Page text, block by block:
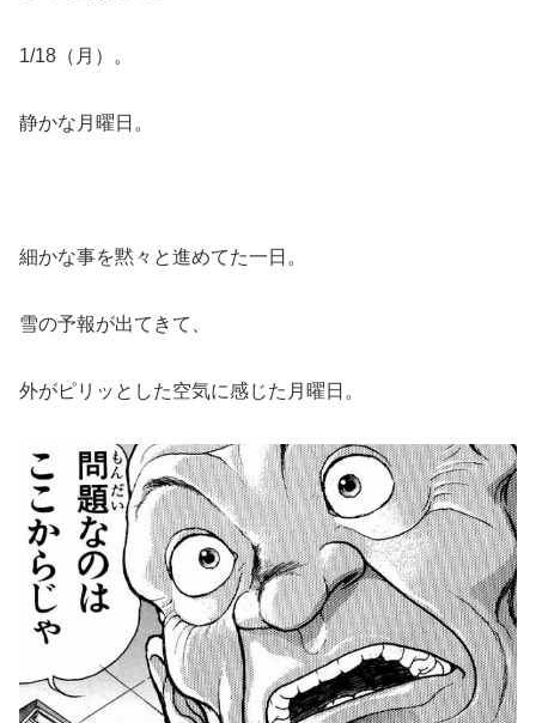
1/18（月）。
静かな月曜日。
細かな事を黙々と進めてた一日。
雪の予報が出てきて、
外がピリッとした空気に感じた月曜日。